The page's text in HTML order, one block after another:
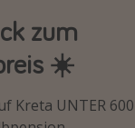
zum
☀️
Kreta UNTER